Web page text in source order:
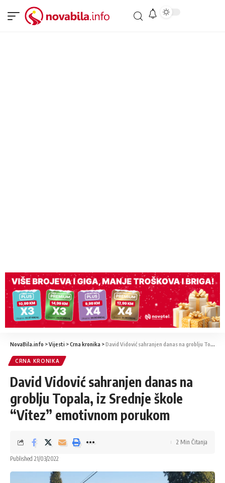
NovaBila.info >Vijesti >Crna kronika >David Vidović sahranjen danas na groblju Topala, iz Srednje škole “Vitez” emotivnom porukom
CRNA KRONIKA
David Vidović sahranjen danas na
groblju Topala, iz Srednje škole
“Vitez” emotivnom porukom
Published 21/03/2022
2 Min Čitanja